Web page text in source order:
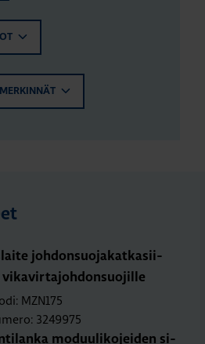
joh­don­suo­ja­kat­ka­sii­
vi­ka­vir­ta­joh­don­suo­jil­le
MZN175
3249975
mo­duu­li­ko­jei­den si­